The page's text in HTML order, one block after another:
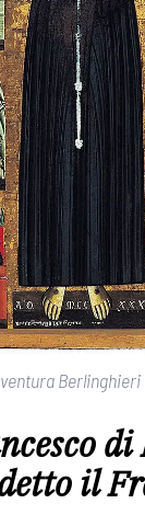
Berlinghieri
di
il